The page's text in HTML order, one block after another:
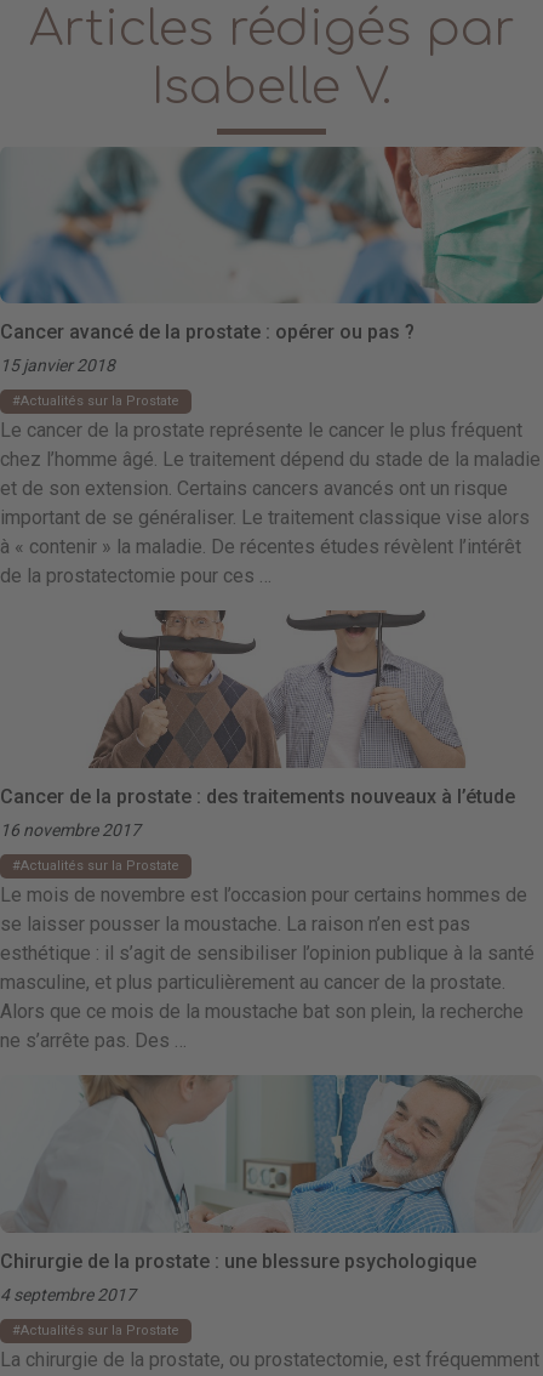
Articles rédigés par
Isabelle V.
Cancer avancé de la prostate : opérer ou pas ?
15 janvier 2018
Actualités sur la Prostate
Le cancer de la prostate représente le cancer le plus fréquent
chez l’homme âgé. Le traitement dépend du stade de la maladie
et de son extension. Certains cancers avancés ont un risque
important de se généraliser. Le traitement classique vise alors
à « contenir » la maladie. De récentes études révèlent l’intérêt
de la prostatectomie pour ces …
Cancer de la prostate : des traitements nouveaux à l’étude
16 novembre 2017
Actualités sur la Prostate
Le mois de novembre est l’occasion pour certains hommes de
se laisser pousser la moustache. La raison n’en est pas
esthétique : il s’agit de sensibiliser l’opinion publique à la santé
masculine, et plus particulièrement au cancer de la prostate.
Alors que ce mois de la moustache bat son plein, la recherche
ne s’arrête pas. Des …
Chirurgie de la prostate : une blessure psychologique
4 septembre 2017
Actualités sur la Prostate
La chirurgie de la prostate, ou prostatectomie, est fréquemment